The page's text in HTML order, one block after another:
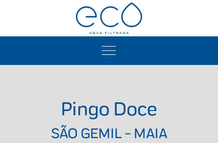
Pingo Doce
SÃO GEMIL - MAIA